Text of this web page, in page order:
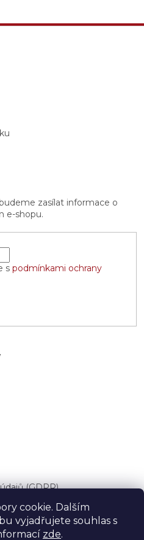
cookie. Dalším
vyjadřujete souhlas s
zde.
zasílat informace o
e-shopu.
s podmínkami ochrany
(GDPR)